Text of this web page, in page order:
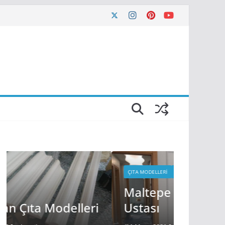
ÇITA MODELLERI HIZMET BÖLGELERIMIZ
Maltepe Duvar Çıta
Ustası